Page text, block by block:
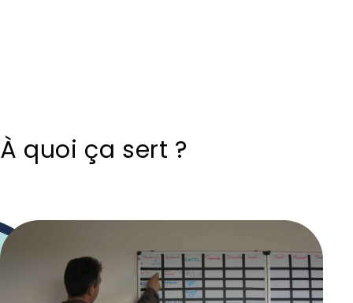
À quoi ça sert ?